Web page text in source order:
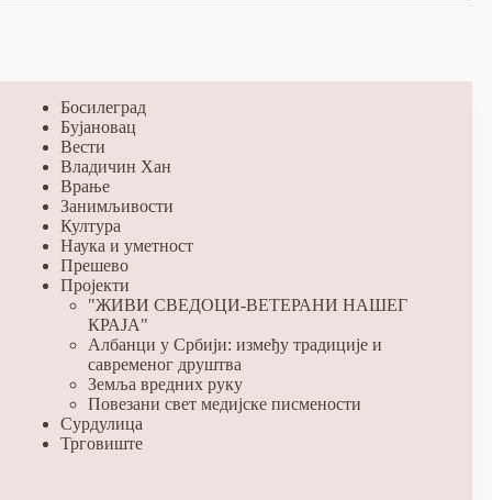
Босилеград
Бујановац
Вести
Владичин Хан
Врање
Занимљивости
Култура
Наука и уметност
Прешево
Пројекти
"ЖИВИ СВЕДОЦИ-ВЕТЕРАНИ НАШЕГ
КРАЈА"
Албанци у Србији: између традиције и
савременог друштва
Земља вредних руку
Повезани свет медијске писмености
Сурдулица
Трговиште